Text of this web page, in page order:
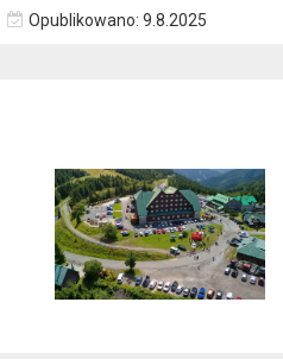
Opublikowano: 9.8.2025